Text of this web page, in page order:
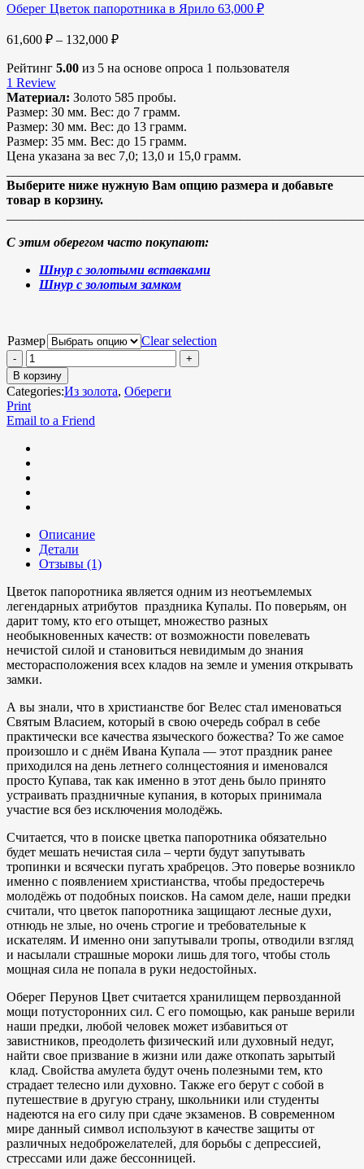
Оберег Цветок папоротника в Ярило 63,000 ₽
61,600 ₽ – 132,000 ₽
Рейтинг 5.00 из 5 на основе опроса 1 пользователя
1 Review
Материал: Золото 585 пробы.
Размер: 30 мм. Вес: до 7 грамм.
Размер: 30 мм. Вес: до 13 грамм.
Размер: 35 мм. Вес: до 15 грамм.
Цена указана за вес 7,0; 13,0 и 15,0 грамм.
Выберите ниже нужную Вам опцию размера и добавьте
товар в корзину.
С этим оберегом часто покупают:
Шнур с золотыми вставками
Шнур с золотым замком
Размер Clear selection
В корзину
Categories:Из золота, Обереги
Print
Email to a Friend
Описание
Детали
Отзывы (1)
Цветок папоротника является одним из неотъемлемых
легендарных атрибутов праздника Купалы. По поверьям, он
дарит тому, кто его отыщет, множество разных
необыкновенных качеств: от возможности повелевать
нечистой силой и становиться невидимым до знания
месторасположения всех кладов на земле и умения открывать
замки.
А вы знали, что в христианстве бог Велес стал именоваться
Святым Власием, который в свою очередь собрал в себе
практически все качества языческого божества? То же самое
произошло и с днём Ивана Купала — этот праздник ранее
приходился на день летнего солнцестояния и именовался
просто Купава, так как именно в этот день было принято
устраивать праздничные купания, в которых принимала
участие вся без исключения молодёжь.
Считается, что в поиске цветка папоротника обязательно
будет мешать нечистая сила – черти будут запутывать
тропинки и всячески пугать храбрецов. Это поверье возникло
именно с появлением христианства, чтобы предостеречь
молодёжь от подобных поисков. На самом деле, наши предки
считали, что цветок папоротника защищают лесные духи,
отнюдь не злые, но очень строгие и требовательные к
искателям. И именно они запутывали тропы, отводили взгляд
и насылали страшные мороки лишь для того, чтобы столь
мощная сила не попала в руки недостойных.
Оберег Перунов Цвет считается хранилищем первозданной
мощи потусторонних сил. С его помощью, как раньше верили
наши предки, любой человек может избавиться от
завистников, преодолеть физический или духовный недуг,
найти свое призвание в жизни или даже откопать зарытый
клад. Свойства амулета будут очень полезными тем, кто
страдает телесно или духовно. Также его берут с собой в
путешествие в другую страну, школьники или студенты
надеются на его силу при сдаче экзаменов. В современном
мире данный символ используют в качестве защиты от
различных недоброжелателей, для борьбы с депрессией,
стрессами или даже бессонницей.